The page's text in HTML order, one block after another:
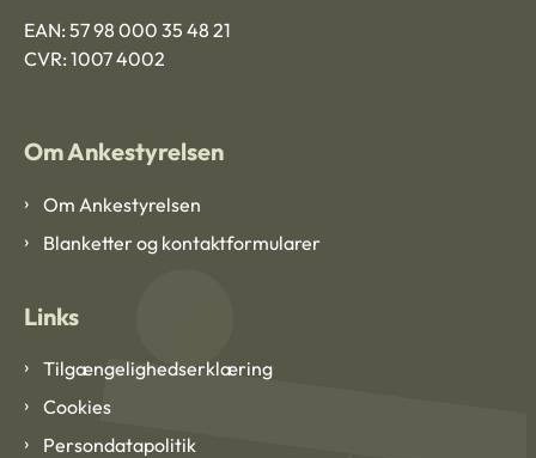
EAN: 57 98 000 35 48 21
CVR: 1007 4002
Om Ankestyrelsen
Om Ankestyrelsen
Blanketter og kontaktformularer
Links
Tilgængelighedserklæring
Cookies
Persondatapolitik